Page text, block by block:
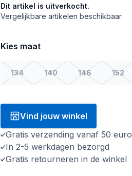
Dit artikel is uitverkocht.
Vergelijkbare artikelen beschikbaar.
Kies maat
134 140 146 152
Vind jouw winkel
Gratis verzending vanaf 50 euro
In 2-5 werkdagen bezorgd
Gratis retourneren in de winkel